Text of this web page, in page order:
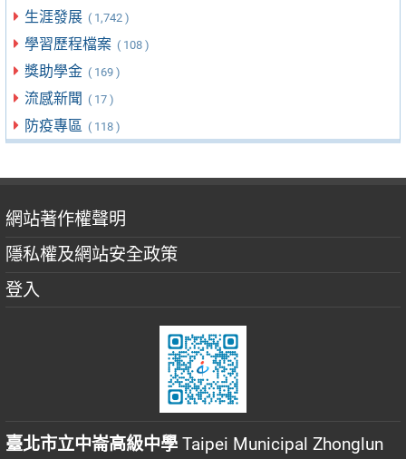
生涯發展 ( 1,742 )
學習歷程檔案 ( 108 )
獎助學金 ( 169 )
流感新聞 ( 17 )
防疫專區 ( 118 )
網站著作權聲明
隱私權及網站安全政策
登入
臺北市立中崙高級中學 Taipei Municipal Zhonglun